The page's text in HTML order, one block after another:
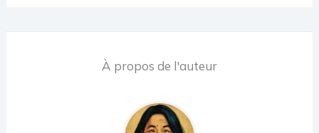
À propos de l'auteur